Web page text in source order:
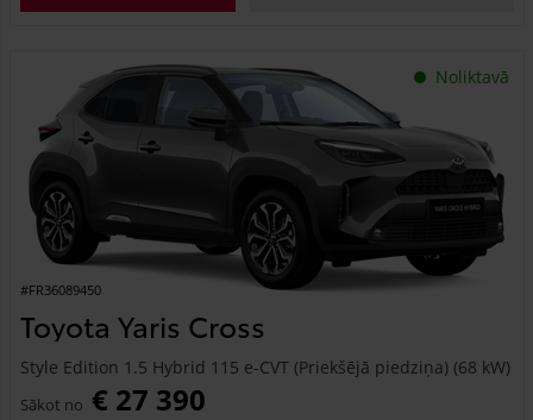
Noliktavā
#FR36089450
Toyota Yaris Cross
Style Edition 1.5 Hybrid 115 e-CVT (Priekšējā piedziņa) (68 kW)
Sākot no € 27 390